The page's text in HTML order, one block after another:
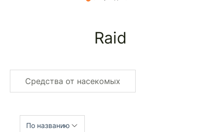
Raid
Средства от насекомых
По названию